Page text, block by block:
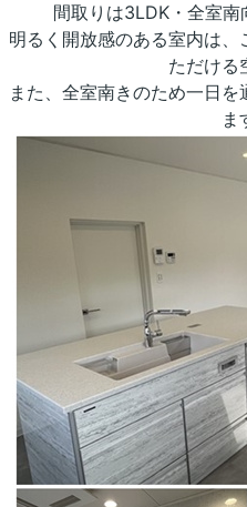
間取りは3LDK・全室
明るく開放感のある室内は
ただける
また、全室南きのため一日
ま